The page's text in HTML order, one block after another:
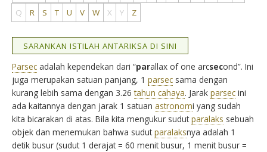
Q
R S T U V W X Y Z
SARANKAN ISTILAH ANTARIKSA DI SINI
Parsec adalah kependekan dari “parallax of one arcsecond”. Ini
juga merupakan satuan panjang, 1 parsec sama dengan
kurang lebih sama dengan 3.26tahun cahaya. Jarak parsec ini
ada kaitannya dengan jarak 1 satuan astronomi yang sudah
kita bicarakan di atas. Bila kita mengukur sudutparalaks sebuah
objek dan menemukan bahwa sudutparalaksnya adalah 1
detik busur (sudut 1 derajat = 60 menit busur, 1 menit busur =